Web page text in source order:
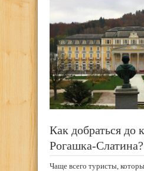
Как добраться до
Рогашка-Слатина?
Чаще всего туристы,